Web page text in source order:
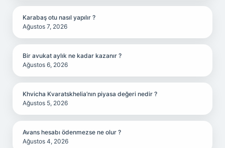
Karabaş otu nasıl yapılır ?
Ağustos 7, 2026
Bir avukat aylık ne kadar kazanır ?
Ağustos 6, 2026
Khvicha Kvaratskhelia’nın piyasa değeri nedir ?
Ağustos 5, 2026
Avans hesabı ödenmezse ne olur ?
Ağustos 4, 2026